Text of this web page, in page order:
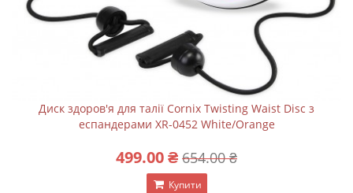
Диск здоров'я для талії Cornix Twisting Waist Disc з
еспандерами XR-0452 White/Orange
499.00 ₴ 654.00 ₴
Купити